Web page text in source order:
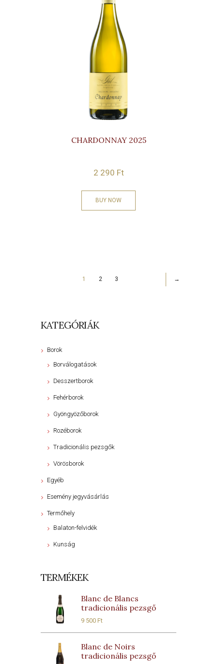
CHARDONNAY 2025
2 290 Ft
BUY NOW
1 2 3 →
KATEGÓRIÁK
Borok
Borválogatások
Desszertborok
Fehérborok
Gyöngyözőborok
Rozéborok
Tradicionális pezsgők
Vörösborok
Egyéb
Esemény jegyvásárlás
Termőhely
Balaton-felvidék
Kunság
TERMÉKEK
Blanc de Blancs
tradicionális pezsgő
9 500Ft
Blanc de Noirs
tradicionális pezsgő